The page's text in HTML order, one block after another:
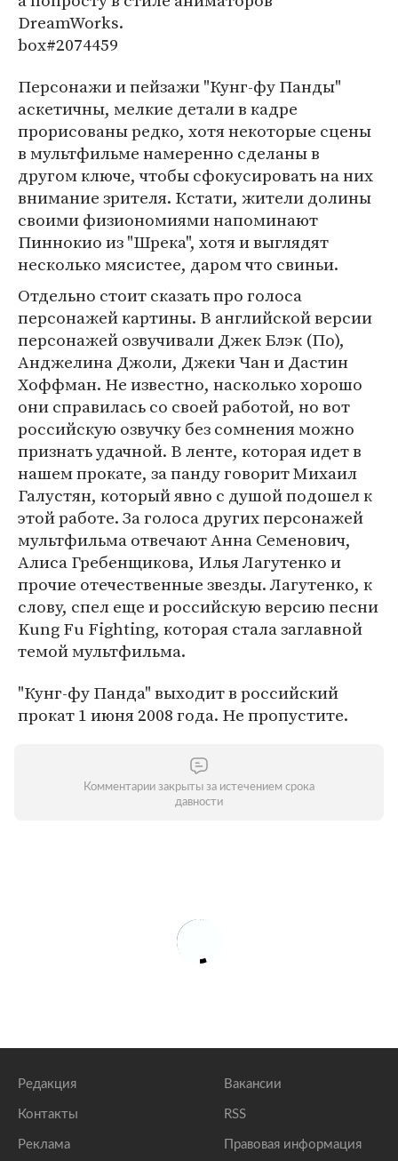
DreamWorks.
box#2074459
Персонажи и пейзажи "Кунг-фу Панды"
аскетичны, мелкие детали в кадре
прорисованы редко, хотя некоторые сцены
в мультфильме намеренно сделаны в
другом ключе, чтобы сфокусировать на них
внимание зрителя. Кстати, жители долины
своими физиономиями напоминают
Пиннокио из "Шрека", хотя и выглядят
несколько мясистее, даром что свиньи.
Отдельно стоит сказать про голоса
персонажей картины. В английской версии
персонажей озвучивали Джек Блэк (По),
Анджелина Джоли, Джеки Чан и Дастин
Хоффман. Не известно, насколько хорошо
они справилась со своей работой, но вот
российскую озвучку без сомнения можно
признать удачной. В ленте, которая идет в
нашем прокате, за панду говорит Михаил
Галустян, который явно с душой подошел к
этой работе. За голоса других персонажей
мультфильма отвечают Анна Семенович,
Алиса Гребенщикова, Илья Лагутенко и
прочие отечественные звезды. Лагутенко, к
слову, спел еще и российскую версию песни
Kung Fu Fighting, которая стала заглавной
темой мультфильма.
"Кунг-фу Панда" выходит в российский
прокат 1 июня 2008 года. Не пропустите.
Комментарии закрыты за истечением срока
давности
Редакция
Контакты
Реклама
Вакансии
RSS
Правовая информация